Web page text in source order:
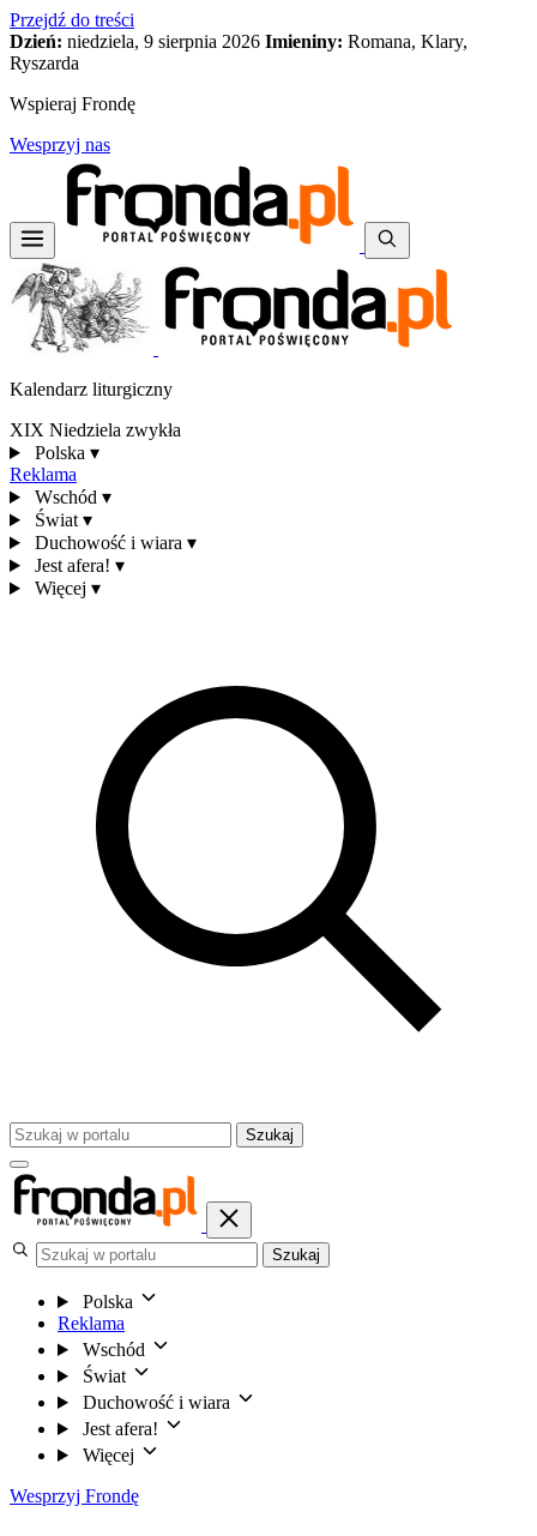
Przejdź do treści
Dzień: niedziela, 9 sierpnia 2026 Imieniny: Romana, Klary,
Ryszarda
Wspieraj Frondę
Wesprzyj nas
Kalendarz liturgiczny
XIX Niedziela zwykła
Polska ▾
Reklama
Wschód ▾
Świat ▾
Duchowość i wiara ▾
Jest afera! ▾
Więcej ▾
Szukaj
Szukaj
Polska
Reklama
Wschód
Świat
Duchowość i wiara
Jest afera!
Więcej
Wesprzyj Frondę